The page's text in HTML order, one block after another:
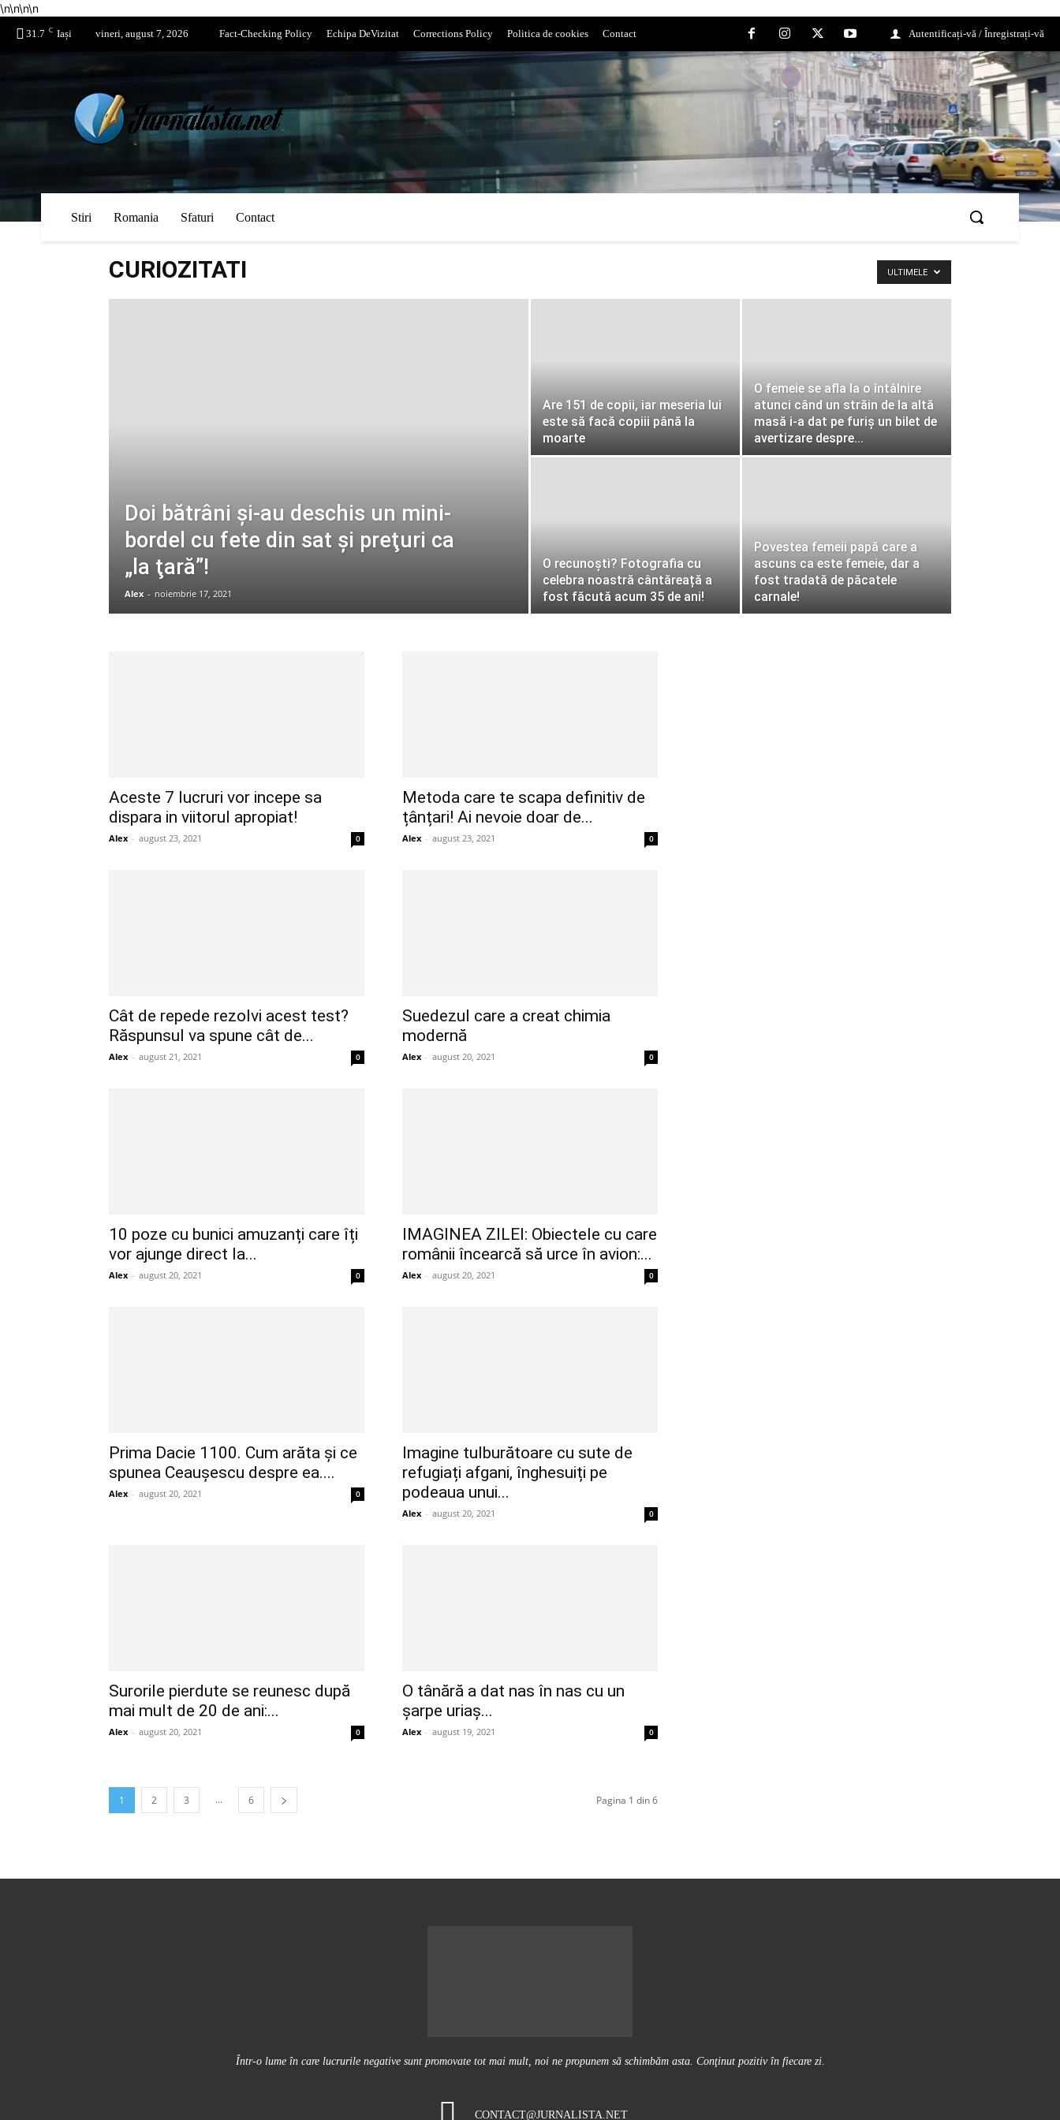
\n\n\n\n
31.7 C Iași vineri, august 7, 2026 Fact-Checking Policy Echipa DeVizitat Corrections Policy Politica de cookies Contact Autentificați-vă / Înregistrați-vă
Stiri Romania Sfaturi Contact
CURIOZITATI ULTIMELE
Doi bătrâni şi-au deschis un mini-
bordel cu fete din sat și preţuri ca
„la ţară”!
Alex - noiembrie 17, 2021
Are 151 de copii, iar meseria lui
este să facă copiii până la
moarte
O femeie se afla la o întâlnire
atunci când un străin de la altă
masă i-a dat pe furiș un bilet de
avertizare despre...
O recunoști? Fotografia cu
celebra noastră cântăreață a
fost făcută acum 35 de ani!
Povestea femeii papă care a
ascuns ca este femeie, dar a
fost tradată de păcatele
carnale!
Aceste 7 lucruri vor incepe sa
dispara in viitorul apropiat!
Alex - august 23, 2021 0
Metoda care te scapa definitiv de
țânțari! Ai nevoie doar de...
Alex - august 23, 2021 0
Cât de repede rezolvi acest test?
Răspunsul va spune cât de...
Alex - august 21, 2021 0
Suedezul care a creat chimia
modernă
Alex - august 20, 2021 0
10 poze cu bunici amuzanți care îți
vor ajunge direct la...
Alex - august 20, 2021 0
IMAGINEA ZILEI: Obiectele cu care
românii încearcă să urce în avion:...
Alex - august 20, 2021 0
Prima Dacie 1100. Cum arăta și ce
spunea Ceaușescu despre ea....
Alex - august 20, 2021 0
Imagine tulburătoare cu sute de
refugiați afgani, înghesuiți pe
podeaua unui...
Alex - august 20, 2021 0
Surorile pierdute se reunesc după
mai mult de 20 de ani:...
Alex - august 20, 2021 0
O tânără a dat nas în nas cu un
șarpe uriaș...
Alex - august 19, 2021 0
1 2 3 ... 6 Pagina 1 din 6
Într-o lume în care lucrurile negative sunt promovate tot mai mult, noi ne propunem să schimbăm asta. Conţinut pozitiv în fiecare zi.
CONTACT@JURNALISTA.NET